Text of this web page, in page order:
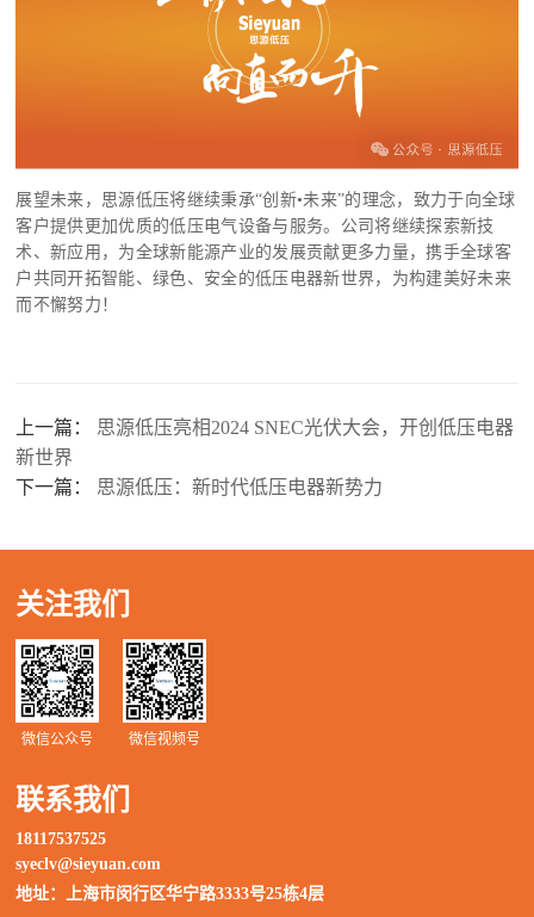
展望未来，思源低压将继续秉承“创新•未来”的理念，致力于向全球
客户提供更加优质的低压电气设备与服务。公司将继续探索新技
术、新应用，为全球新能源产业的发展贡献更多力量，携手全球客
户共同开拓智能、绿色、安全的低压电器新世界，为构建美好未来
而不懈努力！
上一篇：
思源低压亮相2024 SNEC光伏大会，开创低压电器
新世界
下一篇：
思源低压：新时代低压电器新势力
关注我们
微信公众号 微信视频号
联系我们
18117537525
syeclv@sieyuan.com
地址：上海市闵行区华宁路3333号25栋4层